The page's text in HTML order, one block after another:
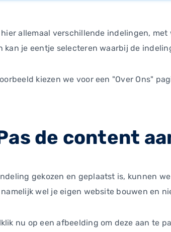
allemaal verschillende indelingen, met
kan je eentje selecteren waarbij de
kiezen we voor een "Over Ons"
de content
gekozen en geplaatst is, kunnen
wel je eigen website bouwen en
nu op een afbeelding om deze aan te